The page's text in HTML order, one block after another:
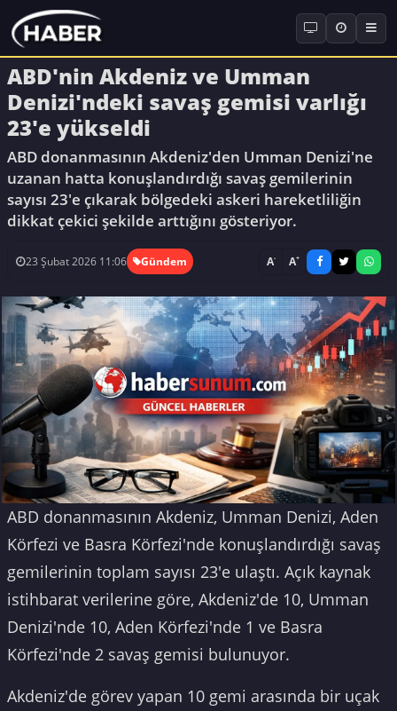
ABD'nin Akdeniz ve Umman
Denizi'ndeki savaş gemisi varlığı
23'e yükseldi
ABD donanmasının Akdeniz'den Umman Denizi'ne
uzanan hatta konuşlandırdığı savaş gemilerinin
sayısı 23'e çıkarak bölgedeki askeri hareketliliğin
dikkat çekici şekilde arttığını gösteriyor.
23 Şubat 2026 11:06 Gündem A- A+
ABD donanmasının Akdeniz, Umman Denizi, Aden
Körfezi ve Basra Körfezi'nde konuşlandırdığı savaş
gemilerinin toplam sayısı 23'e ulaştı. Açık kaynak
istihbarat verilerine göre, Akdeniz'de 10, Umman
Denizi'nde 10, Aden Körfezi'nde 1 ve Basra
Körfezi'nde 2 savaş gemisi bulunuyor.
Akdeniz'de görev yapan 10 gemi arasında bir uçak